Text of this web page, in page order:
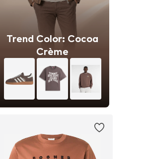
Trend Color: Cocoa
Crème